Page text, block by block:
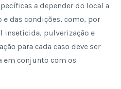
a depender do local a
e das condições, como, por
inseticida, pulverização e
para cada caso deve ser
em conjunto com os